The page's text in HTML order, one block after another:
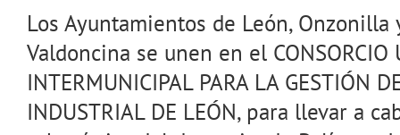
Los Ayuntamientos de León, Onzonilla
Valdoncina se unen en el CONSORCIO
INTERMUNICIPAL PARA LA GESTIÓN
INDUSTRIAL DE LEÓN, para llevar a